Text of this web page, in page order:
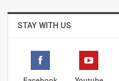
STAY WITH US